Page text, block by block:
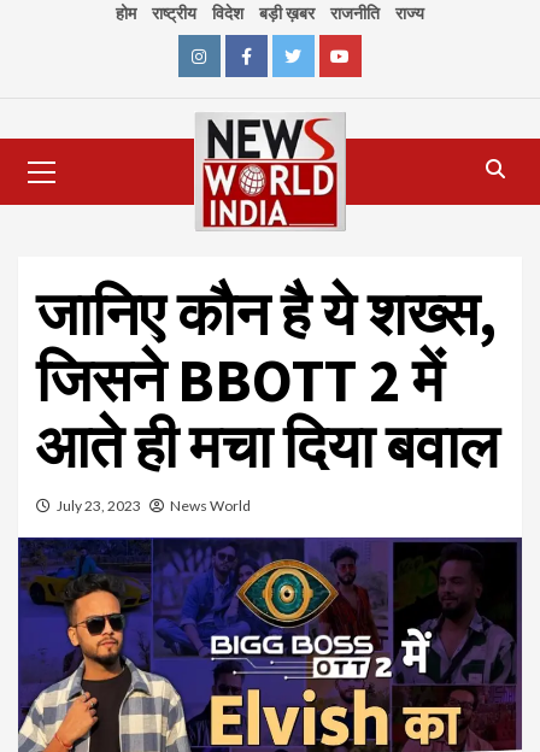
होम राष्ट्रीय विदेश बड़ी ख़बर राजनीति राज्य
InstagramFacebookTwitterYoutube
Menu
जानिए कौन है ये शख्स,
जिसने BBOTT 2 में
आते ही मचा दिया बवाल
July 23, 2023 News World